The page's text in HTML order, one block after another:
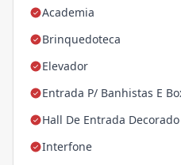
Academia
Brinquedoteca
Elevador
Entrada P/ Banhistas E
Hall De Entrada
Interfone